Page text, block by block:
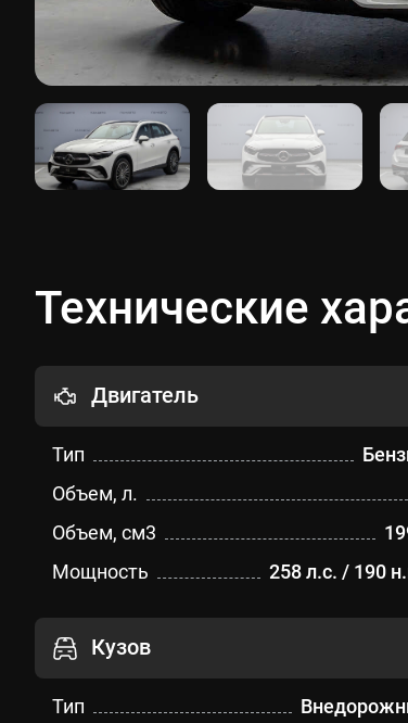
Технические
Двигатель
Тип
Объем, л.
Объем, см3
Мощность
258 л.с. / 190
Кузов
Тип